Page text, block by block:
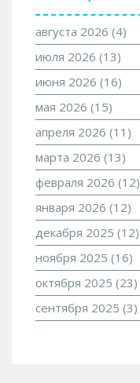
августа 2026 (4)
июля 2026 (13)
июня 2026 (16)
мая 2026 (15)
апреля 2026 (11)
марта 2026 (13)
февраля 2026 (12)
января 2026 (12)
декабря 2025 (12)
ноября 2025 (16)
октября 2025 (23)
сентября 2025 (3)